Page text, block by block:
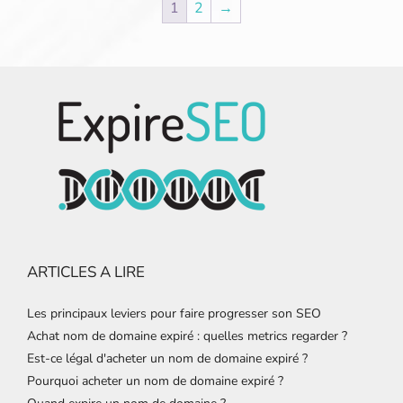
1 2 →
ARTICLES A LIRE
Les principaux leviers pour faire progresser son SEO
Achat nom de domaine expiré : quelles metrics regarder ?
Est-ce légal d'acheter un nom de domaine expiré ?
Pourquoi acheter un nom de domaine expiré ?